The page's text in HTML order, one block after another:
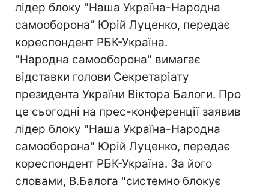
лідер блоку "Наша Україна-Народна
самооборона" Юрій Луценко, передає
кореспондент РБК-Україна.
"Народна самооборона" вимагає
відставки голови Секретаріату
президента України Віктора Балоги. Про
це сьогодні на прес-конференції заявив
лідер блоку "Наша Україна-Народна
самооборона" Юрій Луценко, передає
кореспондент РБК-Україна. За його
словами, В.Балога "системно блокує